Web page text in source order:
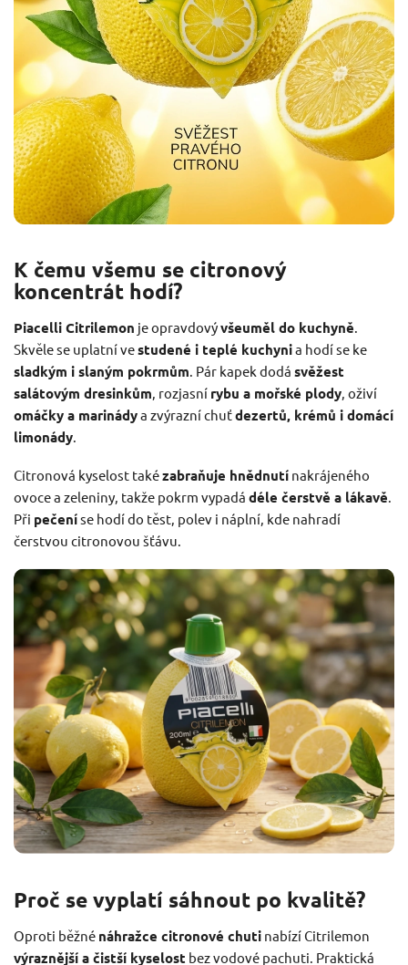
K čemu všemu se citronový
koncentrát hodí?
Piacelli Citrilemon je opravdovývšeuměl do kuchyně.
Skvěle se uplatní vestudené i teplé kuchynia hodí se ke
sladkým i slaným pokrmům. Pár kapek dodá svěžest
salátovým dresinkům, rozjasní rybu a mořské plody, oživí
omáčky a marinádya zvýrazní chuťdezertů, krémů i domácí
limonády.
Citronová kyselost takézabraňuje hnědnutí nakrájeného
ovoce a zeleniny, takže pokrm vypadá déle čerstvě a lákavě.
Při pečeníse hodí do těst, polev i náplní, kde nahradí
čerstvou citronovou šťávu.
Proč se vyplatí sáhnout po kvalitě?
Oproti běžné náhražce citronové chuti nabízí Citrilemon
výraznější a čistší kyselost bez vodové pachuti. Praktická